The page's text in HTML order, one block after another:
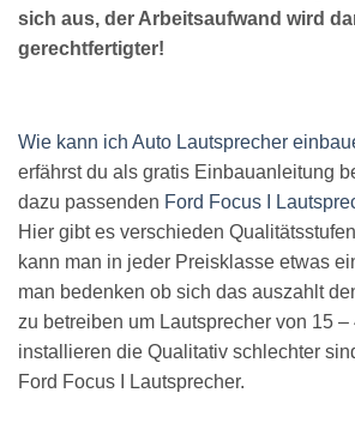
sich aus, der Arbeitsaufwand wird
gerechtfertigter!
Wie kann ich Auto Lautsprecher
erfährst du als gratis Einbauanleitung
dazu passenden Ford Focus I
Hier gibt es verschieden
kann man in jeder Preisklasse etwas
man bedenken ob sich das auszahlt
zu betreiben um Lautsprecher von 15 –
installieren die Qualitativ schlechter
Ford Focus I Lautsprecher.